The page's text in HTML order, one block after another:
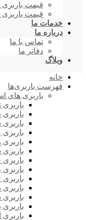
قیمت باربری
قیمت
خدمات ما
درباره ما
تماس با ما
دفاتر ما
وبلاگ
خانه
فهرست باربری‌ها
باربری های
باربری
باربری
باربری
باربری
باربری
باربری
باربری